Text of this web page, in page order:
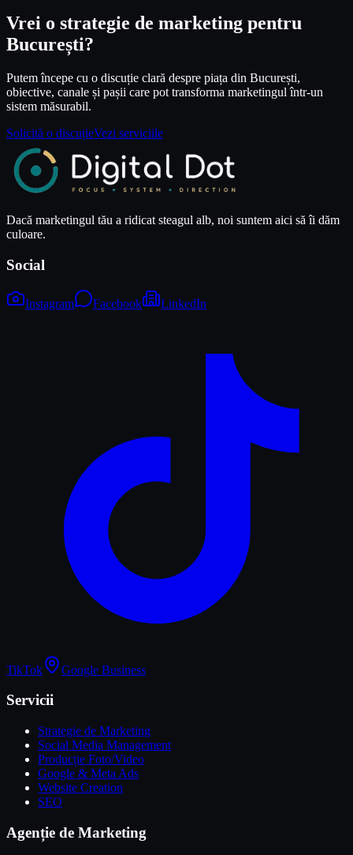
Vrei o strategie de marketing pentru
București?
Putem începe cu o discuție clară despre piața din București,
obiective, canale și pașii care pot transforma marketingul într-un
sistem măsurabil.
Solicită o discuțieVezi serviciile
Dacă marketingul tău a ridicat steagul alb, noi suntem aici să îi dăm
culoare.
Social
Instagram Facebook LinkedIn
TikTok Google Business
Servicii
Strategie de Marketing
Social Media Management
Producție Foto/Video
Google & Meta Ads
Website Creation
SEO
Agenție de Marketing